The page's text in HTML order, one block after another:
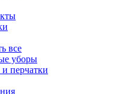
все
уборы
перчатки